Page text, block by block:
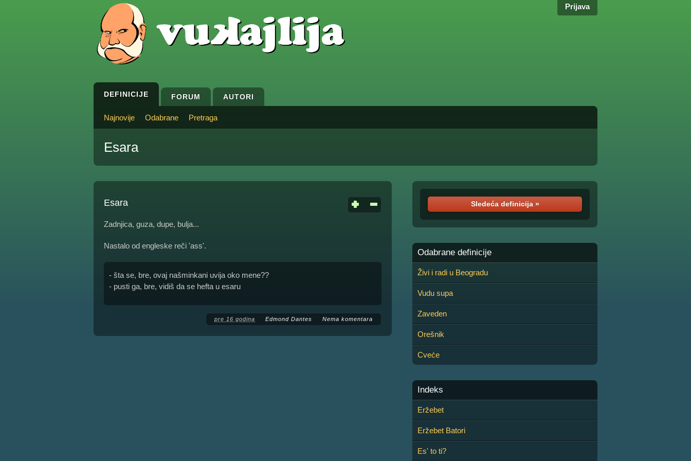
Prijava
DEFINICIJE FORUM AUTORI
Najnovije Odabrane Pretraga
Esara
Esara
Zadnjica, guza, dupe, bulja...
Nastalo od engleske reči 'ass'.
- šta se, bre, ovaj našminkani uvija oko mene??
- pusti ga, bre, vidiš da se hefta u esaru
pre 16 godina Edmond Dantes Nema komentara
Sledeća definicija »
Odabrane definicije
Živi i radi u Beogradu
Vudu supa
Zaveden
Orešnik
Cveće
Indeks
Eržebet
Eržebet Batori
Es' to ti?